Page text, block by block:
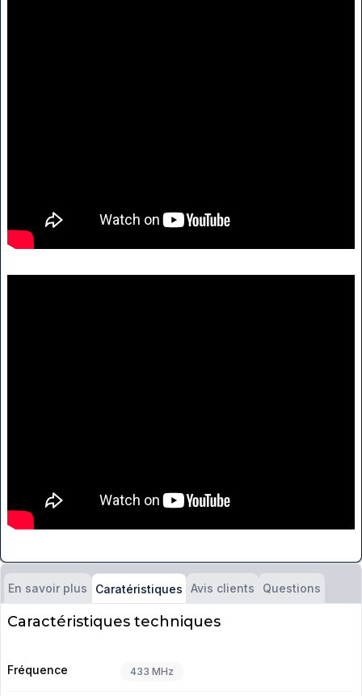
En savoir plus Caratéristiques Avis clients Questions
Caractéristiques techniques
Fréquence 433 MHz